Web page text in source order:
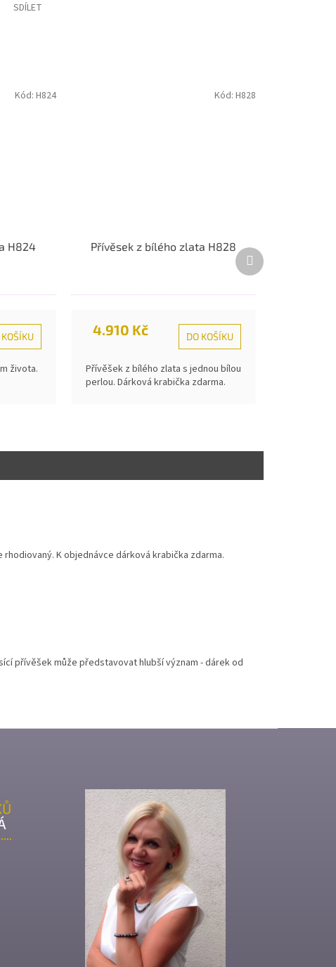
SDÍLET
H824
KOŠÍKU
života.
Kód: H824
Přívěsek z bílého zlata H828
4.910 Kč DO KOŠÍKU
Přívěšek z bílého zlata s jednou bílou
perlou. Dárková krabička zdarma.
Kód: H828
Další
produkt
rhodiovaný. K objednávce dárková krabička zdarma.
přívěšek může představovat hlubší význam - dárek od